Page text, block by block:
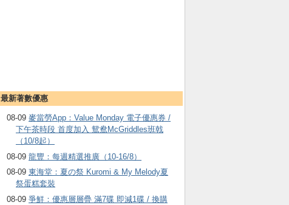
最新著數優惠
08-09 麥當勞App：Value Monday 電子優惠券 /
下午茶時段 首度加入 鴛鴦McGriddles班戟
（10/8起）
08-09 龍豐：每週精選推廣（10-16/8）
08-09 東海堂：夏の祭 Kuromi & My Melody夏
祭蛋糕套裝
08-09 爭鮮：優惠層層疊 滿7碟 即減1碟 / 換購